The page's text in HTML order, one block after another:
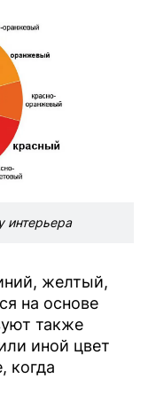
интерьера
желтый,
на основе
также
иной цвет
когда